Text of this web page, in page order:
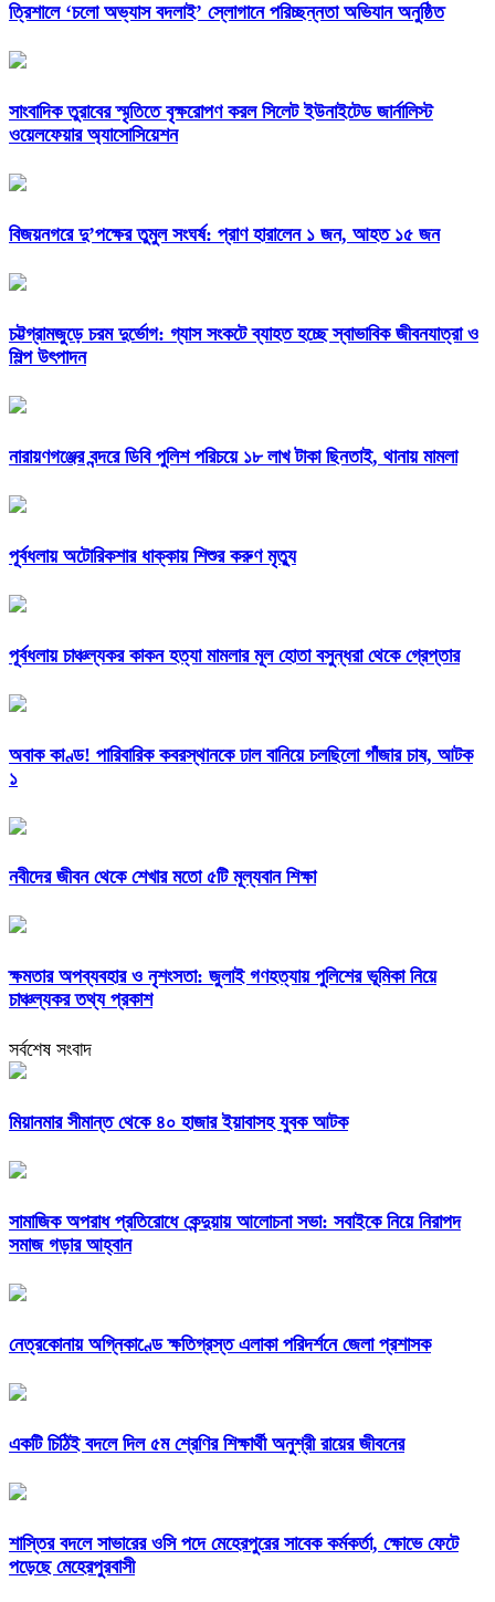
‎ত্রিশালে ‘চলো অভ্যাস বদলাই’ স্লোগানে পরিচ্ছন্নতা অভিযান অনুষ্ঠিত
সাংবাদিক তুরাবের স্মৃতিতে বৃক্ষরোপণ করল সিলেট ইউনাইটেড জার্নালিস্ট
ওয়েলফেয়ার অ্যাসোসিয়েশন
বিজয়নগরে দু’পক্ষের তুমুল সংঘর্ষ: প্রাণ হারালেন ১ জন, আহত ১৫ জন
চট্টগ্রামজুড়ে চরম দুর্ভোগ: গ্যাস সংকটে ব্যাহত হচ্ছে স্বাভাবিক জীবনযাত্রা ও
শিল্প উৎপাদন
নারায়ণগঞ্জের বন্দরে ডিবি পুলিশ পরিচয়ে ১৮ লাখ টাকা ছিনতাই, থানায় মামলা
পূর্বধলায় অটোরিকশার ধাক্কায় শিশুর করুণ মৃত্যু
পূর্বধলায় চাঞ্চল্যকর কাকন হত্যা মামলার মূল হোতা বসুন্ধরা থেকে গ্রেপ্তার
অবাক কাণ্ড! পারিবারিক কবরস্থানকে ঢাল বানিয়ে চলছিলো গাঁজার চাষ, আটক
১
নবীদের জীবন থেকে শেখার মতো ৫টি মূল্যবান শিক্ষা
ক্ষমতার অপব্যবহার ও নৃশংসতা: জুলাই গণহত্যায় পুলিশের ভূমিকা নিয়ে
চাঞ্চল্যকর তথ্য প্রকাশ
সর্বশেষ সংবাদ
মিয়ানমার সীমান্ত থেকে ৪০ হাজার ইয়াবাসহ যুবক আটক
সামাজিক অপরাধ প্রতিরোধে কেন্দুয়ায় আলোচনা সভা: সবাইকে নিয়ে নিরাপদ
সমাজ গড়ার আহ্বান
নেত্রকোনায় অগ্নিকাণ্ডে ক্ষতিগ্রস্ত এলাকা পরিদর্শনে জেলা প্রশাসক
একটি চিঠিই বদলে দিল ৫ম শ্রেণির শিক্ষার্থী অনুশ্রী রায়ের জীবনের
শাস্তির বদলে সাভারের ওসি পদে মেহেরপুরের সাবেক কর্মকর্তা, ক্ষোভে ফেটে
পড়েছে মেহেরপুরবাসী